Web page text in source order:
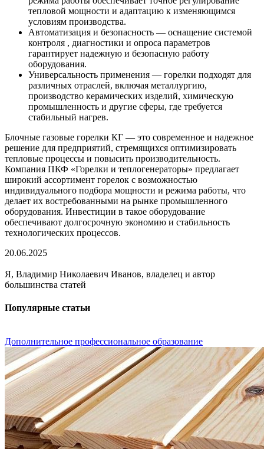
тепловой мощности и адаптацию к изменяющимся
условиям производства.
Автоматизация и безопасность — оснащение системой
контроля , диагностики и опроса параметров
гарантирует надежную и безопасную работу
оборудования.
Универсальность применения — горелки подходят для
различных отраслей, включая металлургию,
производство керамических изделий, химическую
промышленность и другие сферы, где требуется
стабильный нагрев.
Блочные газовые горелки КГ — это современное и надежное
решение для предприятий, стремящихся оптимизировать
тепловые процессы и повысить производительность.
Компания ПКФ «Горелки и теплогенераторы» предлагает
широкий ассортимент горелок с возможностью
индивидуального подбора мощности и режима работы, что
делает их востребованными на рынке промышленного
оборудования. Инвестиции в такое оборудование
обеспечивают долгосрочную экономию и стабильность
технологических процессов.
20.06.2025
Я, Владимир Николаевич Иванов, владелец и автор
большинства статей
Популярные статьи
Дополнительное профессиональное образование